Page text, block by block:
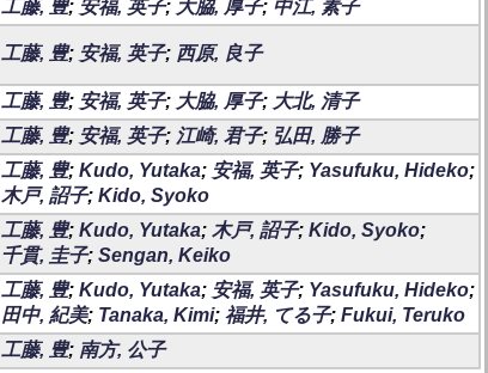
工藤, 豊; 安福, 英子; 大脇, 厚子; 中江, 素子
工藤, 豊; 安福, 英子; 西原, 良子
工藤, 豊; 安福, 英子; 大脇, 厚子; 大北, 清子
工藤, 豊; 安福, 英子; 江崎, 君子; 弘田, 勝子
工藤, 豊; Kudo, Yutaka; 安福, 英子; Yasufuku, Hideko;
木戸, 詔子; Kido, Syoko
工藤, 豊; Kudo, Yutaka; 木戸, 詔子; Kido, Syoko;
千貫, 圭子; Sengan, Keiko
工藤, 豊; Kudo, Yutaka; 安福, 英子; Yasufuku, Hideko;
田中, 紀美; Tanaka, Kimi; 福井, てる子; Fukui, Teruko
工藤, 豊; 南方, 公子